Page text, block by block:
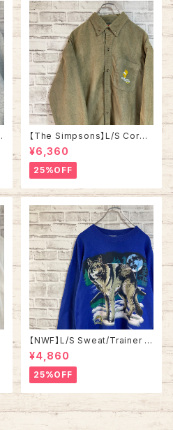
【The Simpsons】L/S Cordu
roy Shirt L 2000s “Bart” ザ
•シンプソンズ コーデュロイ シ
ャツ ボタンダウン 長袖 キャラク
ター バート ワンポイントロゴ 刺
繍ロゴ Y2K USA アメリカ 古着
¥6,360
25%OFF
【NWF】L/S Sweat/Trainer L
90s Made in USA スウェット
トレーナー 企業モノ ウルフ フル
ムーン オオカミ 満月 USA製 ア
メリカ USA 古着
¥4,860
25%OFF